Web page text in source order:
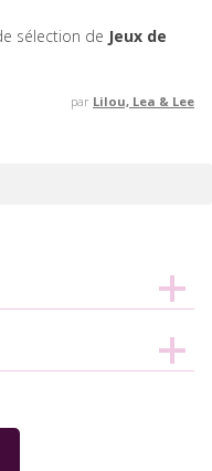
sélection de Jeux de
par Lilou, Lea & Lee